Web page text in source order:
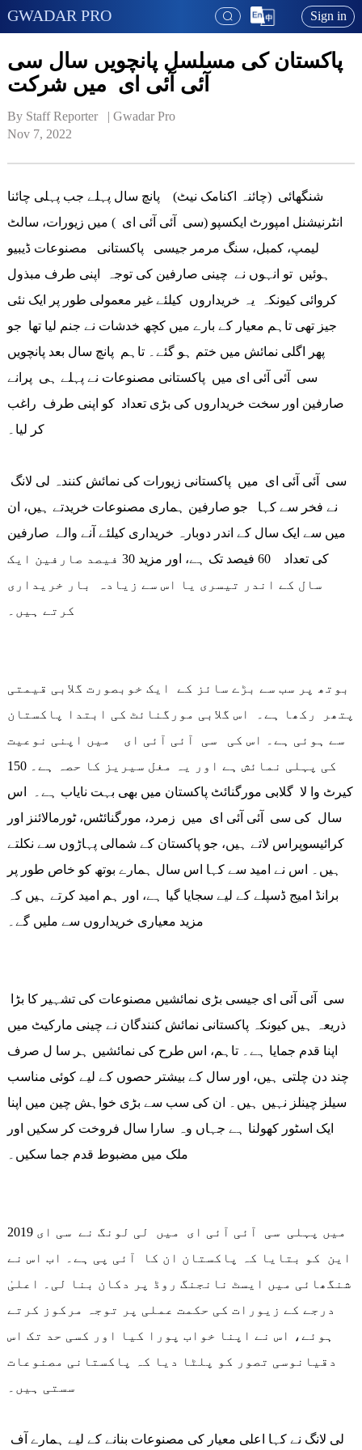
GWADAR PRO Sign in
پاکستان کی مسلسل پانچویں سال سی
آئی آئی ای میں شرکت
By Staff Reporter   | Gwadar Pro
Nov 7, 2022
شنگھائی (چائنہ اکنامک نیٹ) پانچ سال پہلے جب پہلی چائنا
انٹرنیشنل امپورٹ ایکسپو (سی آئی آئی ای ) میں زیورات، سالٹ
لیمپ، کمبل، سنگ مرمر جیسی پاکستانی مصنوعات ڈیبیو
ہوئیں تو انہوں نے چینی صارفین کی توجہ اپنی طرف مبذول
کروائی کیونکہ یہ خریداروں کیلئے غیر معمولی طور پر ایک نئی
جیز تھی تاہم معیار کے بارے میں کچھ خدشات نے جنم لیا تھا جو
پھر اگلی نمائش میں ختم ہو گئے۔ تاہم پانچ سال بعد پانچویں
سی آئی آئی ای میں پاکستانی مصنوعات نے پہلے ہی پرانے
صارفین اور سخت خریداروں کی بڑی تعداد کو اپنی طرف راغب
کر لیا۔
نے فخر سے کہا جو صارفین ہماری مصنوعات خریدتے ہیں، ان
میں سے ایک سال کے اندر دوبارہ خریداری کیلئے آنے والے صارفین
کی تعداد 60 فیصد تک ہے، اور مزید 30 فیصد صارفین ایک
سال کے اندر تیسری یا اس سے زیادہ بار خریداری
کرتے ہیں۔
بوتھ پر سب سے بڑے سائز کے ایک خوبصورت گلابی قیمتی
پتھر رکھا ہے۔ اس گلابی مورگنائٹ کی ابتدا پاکستان
سے ہوئی ہے۔ اس کی سی آئی آئی ای میں اپنی نوعیت
کی پہلی نمائش ہے اور یہ مغل سیریز کا حصہ ہے۔ 150
کیرٹ وا لا گلابی مورگنائٹ پاکستان میں بھی بہت نایاب ہے۔ اس
سال کی سی آئی آئی ای میں زمرد، مورگنائٹس، ٹورمالائنز اور
کرائیسوپراس لاتے ہیں، جو پاکستان کے شمالی پہاڑوں سے نکلتے
ہیں۔ اس نے امید سے کہا اس سال ہمارے بوتھ کو خاص طور پر
برانڈ امیج ڈسپلے کے لیے سجایا گیا ہے، اور ہم امید کرتے ہیں کہ
ذریعہ ہیں کیونکہ پاکستانی نمائش کنندگان نے چینی مارکیٹ میں
اپنا قدم جمایا ہے۔ تاہم، اس طرح کی نمائشیں ہر سا ل صرف
چند دن چلتی ہیں، اور سال کے بیشتر حصوں کے لیے کوئی مناسب
سیلز چینلز نہیں ہیں۔ ان کی سب سے بڑی خواہش چین میں اپنا
ایک اسٹور کھولنا ہے جہاں وہ سارا سال فروخت کر سکیں اور
ملک میں مضبوط قدم جما سکیں۔
2019 میں پہلی سی آئی آئی ای میں لی لونگ نے سی ای
این کو بتایا کہ پاکستان ان کا آئی پی ہے۔ اب اس نے
شنگھائی میں ایسٹ نانجنگ روڈ پر دکان بنا لی۔ اعلیٰ
درجے کے زیورات کی حکمت عملی پر توجہ مرکوز کرتے
ہوئے، اس نے اپنا خواب پورا کیا اور کسی حد تک اس
دقیانوسی تصور کو پلٹا دیا کہ پاکستانی مصنوعات
سستی ہیں۔